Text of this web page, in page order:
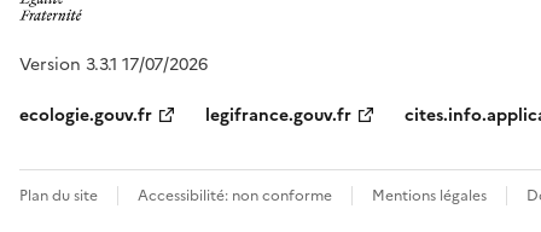
Version 3.3.1 17/07/2026
ecologie.gouv.fr
legifrance.gouv.fr
Plan du site Accessibilité: non conforme Mentions légales